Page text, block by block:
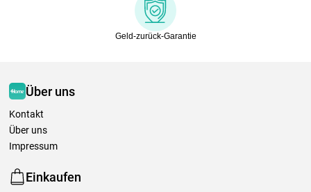
Geld-zurück-Garantie
Über uns
Kontakt
Über uns
Impressum
Einkaufen